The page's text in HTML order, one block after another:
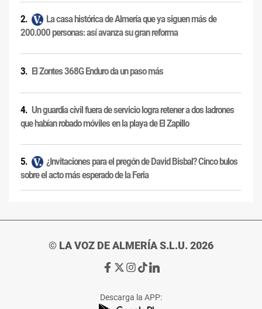
La casa histórica de Almería que ya siguen más de
200.000 personas: así avanza su gran reforma
El Zontes 368G Enduro da un paso más
Un guardia civil fuera de servicio logra retener a dos ladrones
que habían robado móviles en la playa de El Zapillo
¿Invitaciones para el pregón de David Bisbal? Cinco bulos
sobre el acto más esperado de la Feria
© LA VOZ DE ALMERÍA S.L.U. 2026
Ir
de
Ir
de
Ir
de
Ir
de
Ir
de
Descarga la APP: